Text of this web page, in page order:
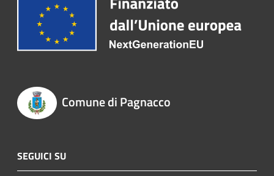
Comune di Pagnacco
SEGUICI SU